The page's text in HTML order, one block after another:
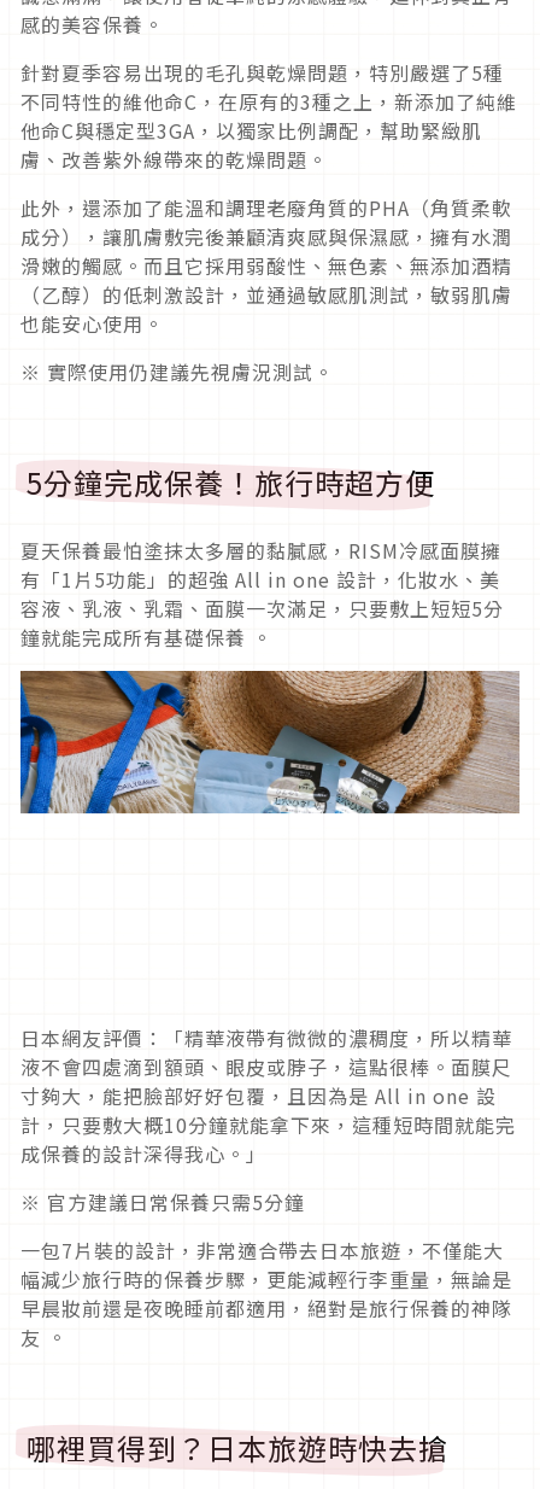
感的美容保養。
針對夏季容易出現的毛孔與乾燥問題，特別嚴選了5種
不同特性的維他命C，在原有的3種之上，新添加了純維
他命C與穩定型3GA，以獨家比例調配，幫助緊緻肌
膚、改善紫外線帶來的乾燥問題。
此外，還添加了能溫和調理老廢角質的PHA（角質柔軟
成分），讓肌膚敷完後兼顧清爽感與保濕感，擁有水潤
滑嫩的觸感。而且它採用弱酸性、無色素、無添加酒精
（乙醇）的低刺激設計，並通過敏感肌測試，敏弱肌膚
也能安心使用。
※ 實際使用仍建議先視膚況測試。
5分鐘完成保養！旅行時超方便
夏天保養最怕塗抹太多層的黏膩感，RISM冷感面膜擁
有「1片5功能」的超強 All in one 設計，化妝水、美
容液、乳液、乳霜、面膜一次滿足，只要敷上短短5分
鐘就能完成所有基礎保養 。
日本網友評價：「精華液帶有微微的濃稠度，所以精華
液不會四處滴到額頭、眼皮或脖子，這點很棒。面膜尺
寸夠大，能把臉部好好包覆，且因為是 All in one 設
計，只要敷大概10分鐘就能拿下來，這種短時間就能完
成保養的設計深得我心。」
※ 官方建議日常保養只需5分鐘
一包7片裝的設計，非常適合帶去日本旅遊，不僅能大
幅減少旅行時的保養步驟，更能減輕行李重量，無論是
早晨妝前還是夜晚睡前都適用，絕對是旅行保養的神隊
友 。
哪裡買得到？日本旅遊時快去搶